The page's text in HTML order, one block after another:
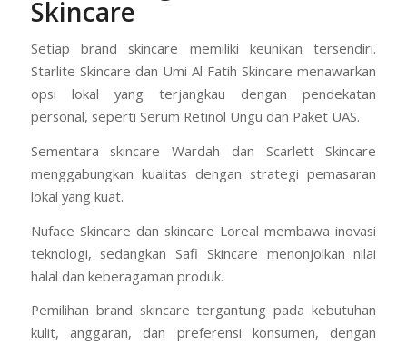
Skincare
Setiap brand skincare memiliki keunikan tersendiri.
Starlite Skincare dan Umi Al Fatih Skincare menawarkan
opsi lokal yang terjangkau dengan pendekatan
personal, seperti Serum Retinol Ungu dan Paket UAS.
Sementara skincare Wardah dan Scarlett Skincare
menggabungkan kualitas dengan strategi pemasaran
lokal yang kuat.
Nuface Skincare dan skincare Loreal membawa inovasi
teknologi, sedangkan Safi Skincare menonjolkan nilai
halal dan keberagaman produk.
Pemilihan brand skincare tergantung pada kebutuhan
kulit, anggaran, dan preferensi konsumen, dengan